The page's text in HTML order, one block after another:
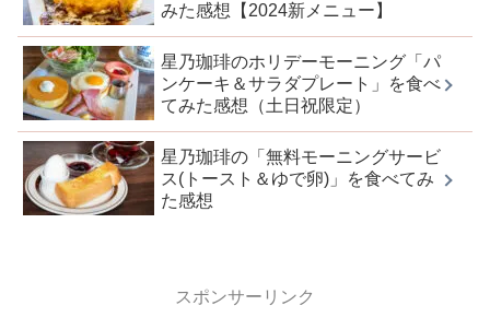
みた感想【2024新メニュー】
星乃珈琲のホリデーモーニング「パ
ンケーキ＆サラダプレート」を食べ
てみた感想（土日祝限定）
星乃珈琲の「無料モーニングサービ
ス(トースト＆ゆで卵)」を食べてみ
た感想
スポンサーリンク